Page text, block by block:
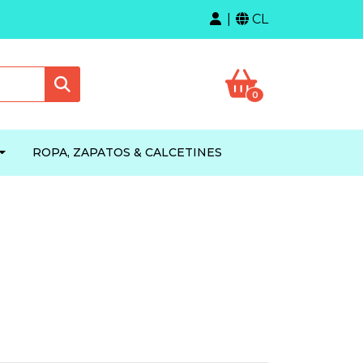
CL
0
ROPA, ZAPATOS & CALCETINES